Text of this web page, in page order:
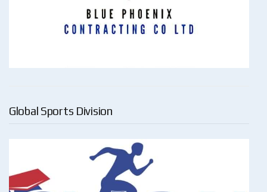
Global Sports Division